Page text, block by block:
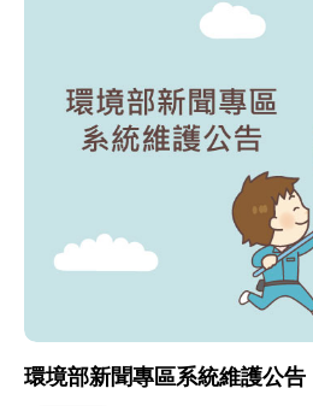
環境部新聞專區系統維護公告